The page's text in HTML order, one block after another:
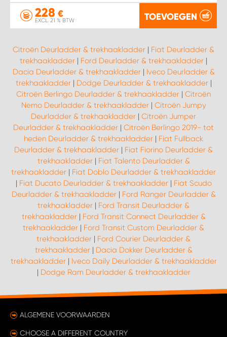
228 €
EXCL. 21 % BTW TOEVOEGEN
Citroën Deurladder & trekhaakladder | Fiat Deurladder &
trekhaakladder | Ford Deurladder & trekhaakladder |
Dacia Deurladder & trekhaakladder| Iveco Deurladder &
trekhaakladder| Dodge Deurladder & trekhaakladder|
Citroën Berlingo Deurladder & trekhaakladder | Citroën
Nemo Deurladder & trekhaakladder| Citroën Jumpy
Deurladder & trekhaakladder | Citroën Jumper
Deurladder & trekhaakladder | Citroën Berlingo 2019- tot
heden Deurladder & trekhaakladder | Fiat Fullback
Deurladder & trekhaakladder | Fiat Fiorino Deurladder &
trekhaakladder| Fiat Talento Deurladder &
trekhaakladder | Fiat Doblo Deurladder & trekhaakladder
| Fiat Ducato Deurladder & trekhaakladder| Fiat Scudo
Deurladder & trekhaakladder| Ford Ranger Deurladder &
trekhaakladder | Ford Transit Deurladder &
trekhaakladder| Ford Transit Connect Deurladder &
trekhaakladder | Ford Transit Custom Deurladder &
trekhaakladder | Ford Courier Deurladder &
trekhaakladder| Dacia Dokker Deurladder &
trekhaakladder| Iveco Daily Deurladder & trekhaakladder
| Dodge Ram Deurladder & trekhaakladder
ALGEMENE VOORWAARDEN
CHOOSE A DIFFERENT COUNTRY